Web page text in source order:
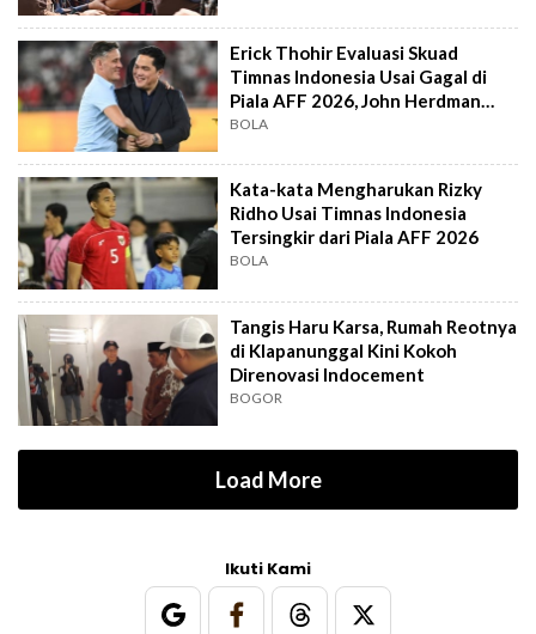
Erick Thohir Evaluasi Skuad
Timnas Indonesia Usai Gagal di
Piala AFF 2026, John Herdman
Out?
BOLA
Kata-kata Mengharukan Rizky
Ridho Usai Timnas Indonesia
Tersingkir dari Piala AFF 2026
BOLA
Tangis Haru Karsa, Rumah Reotnya
di Klapanunggal Kini Kokoh
Direnovasi Indocement
BOGOR
Load More
Ikuti Kami